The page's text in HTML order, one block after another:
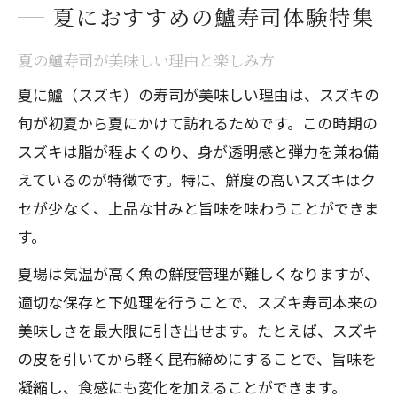
夏におすすめの鱸寿司体験特集
夏の鱸寿司が美味しい理由と楽しみ方
夏に鱸（スズキ）の寿司が美味しい理由は、スズキの
旬が初夏から夏にかけて訪れるためです。この時期の
スズキは脂が程よくのり、身が透明感と弾力を兼ね備
えているのが特徴です。特に、鮮度の高いスズキはク
セが少なく、上品な甘みと旨味を味わうことができま
す。
夏場は気温が高く魚の鮮度管理が難しくなりますが、
適切な保存と下処理を行うことで、スズキ寿司本来の
美味しさを最大限に引き出せます。たとえば、スズキ
の皮を引いてから軽く昆布締めにすることで、旨味を
凝縮し、食感にも変化を加えることができます。